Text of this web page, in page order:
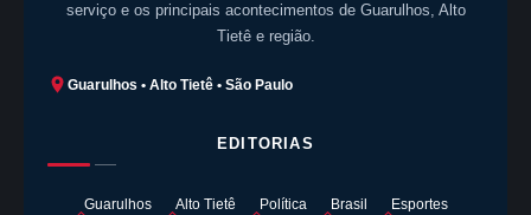
serviço e os principais acontecimentos de Guarulhos, Alto
Tietê e região.
Guarulhos • Alto Tietê • São Paulo
EDITORIAS
Guarulhos Alto Tietê Política Brasil
Esportes